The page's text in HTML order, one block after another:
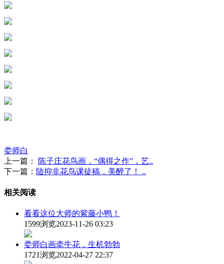
娄师白
上一篇：
陈子庄花鸟画，“偶得之作”，艺..
下一篇： 陆抑非花鸟课徒稿，美醉了！ ..
相关阅读
看看这位大师的紫藤小鸭！
1599浏览2023-11-26 03:23
娄师白画牵牛花，生机勃勃
1721浏览2022-04-27 22:37